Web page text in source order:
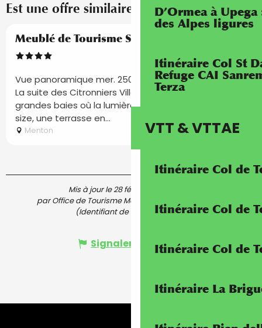
D’Ormea à
des Alpes ligures
Itinéraire Col St
Refuge CAI
Terza
VTT & VTTAE
Itinéraire Col de
Itinéraire Col de
Itinéraire Col de
Itinéraire La
Est une offre similaire à proximité de...
Meublé de Tourisme Suite des Citronniers
Vue panoramique mer. 250 m plage et centre-ville.
La suite des Citronniers Villa l'Ensoleillée offre de
grandes baies où la lumière caresse des lits King
size, une terrasse en...
Menton
Mis à jour le 28 février 2023 à 10:53
par Office de Tourisme Menton, Riviera & Merveilles
(Identifiant de l'offre :5619317)
Signaler une erreur